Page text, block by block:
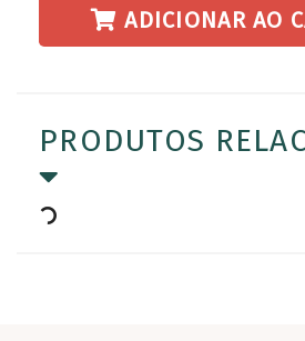
ADICIONAR AO
PRODUTOS